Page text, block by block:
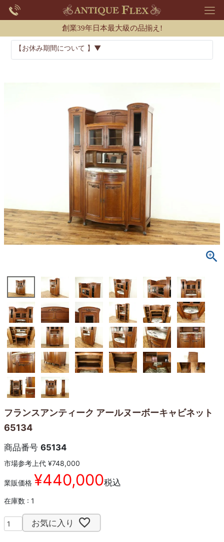
創業39年日本最大級の品揃え!
【お休み期間について 】▼
フランスアンティーク アールヌーボーキャビネット
65134
商品番号 65134
市場参考上代 ¥748,000
業販価格 ¥440,000税込
在庫数 1
お気に入り